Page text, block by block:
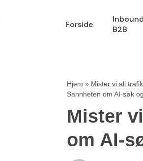
Forside
B2B
Hjem » Mister vi all
Sannheten om AI-søk
Mister
om AI-